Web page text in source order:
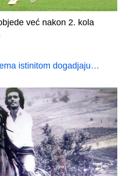
već nakon 2. kola
istinitom dogadjaju…